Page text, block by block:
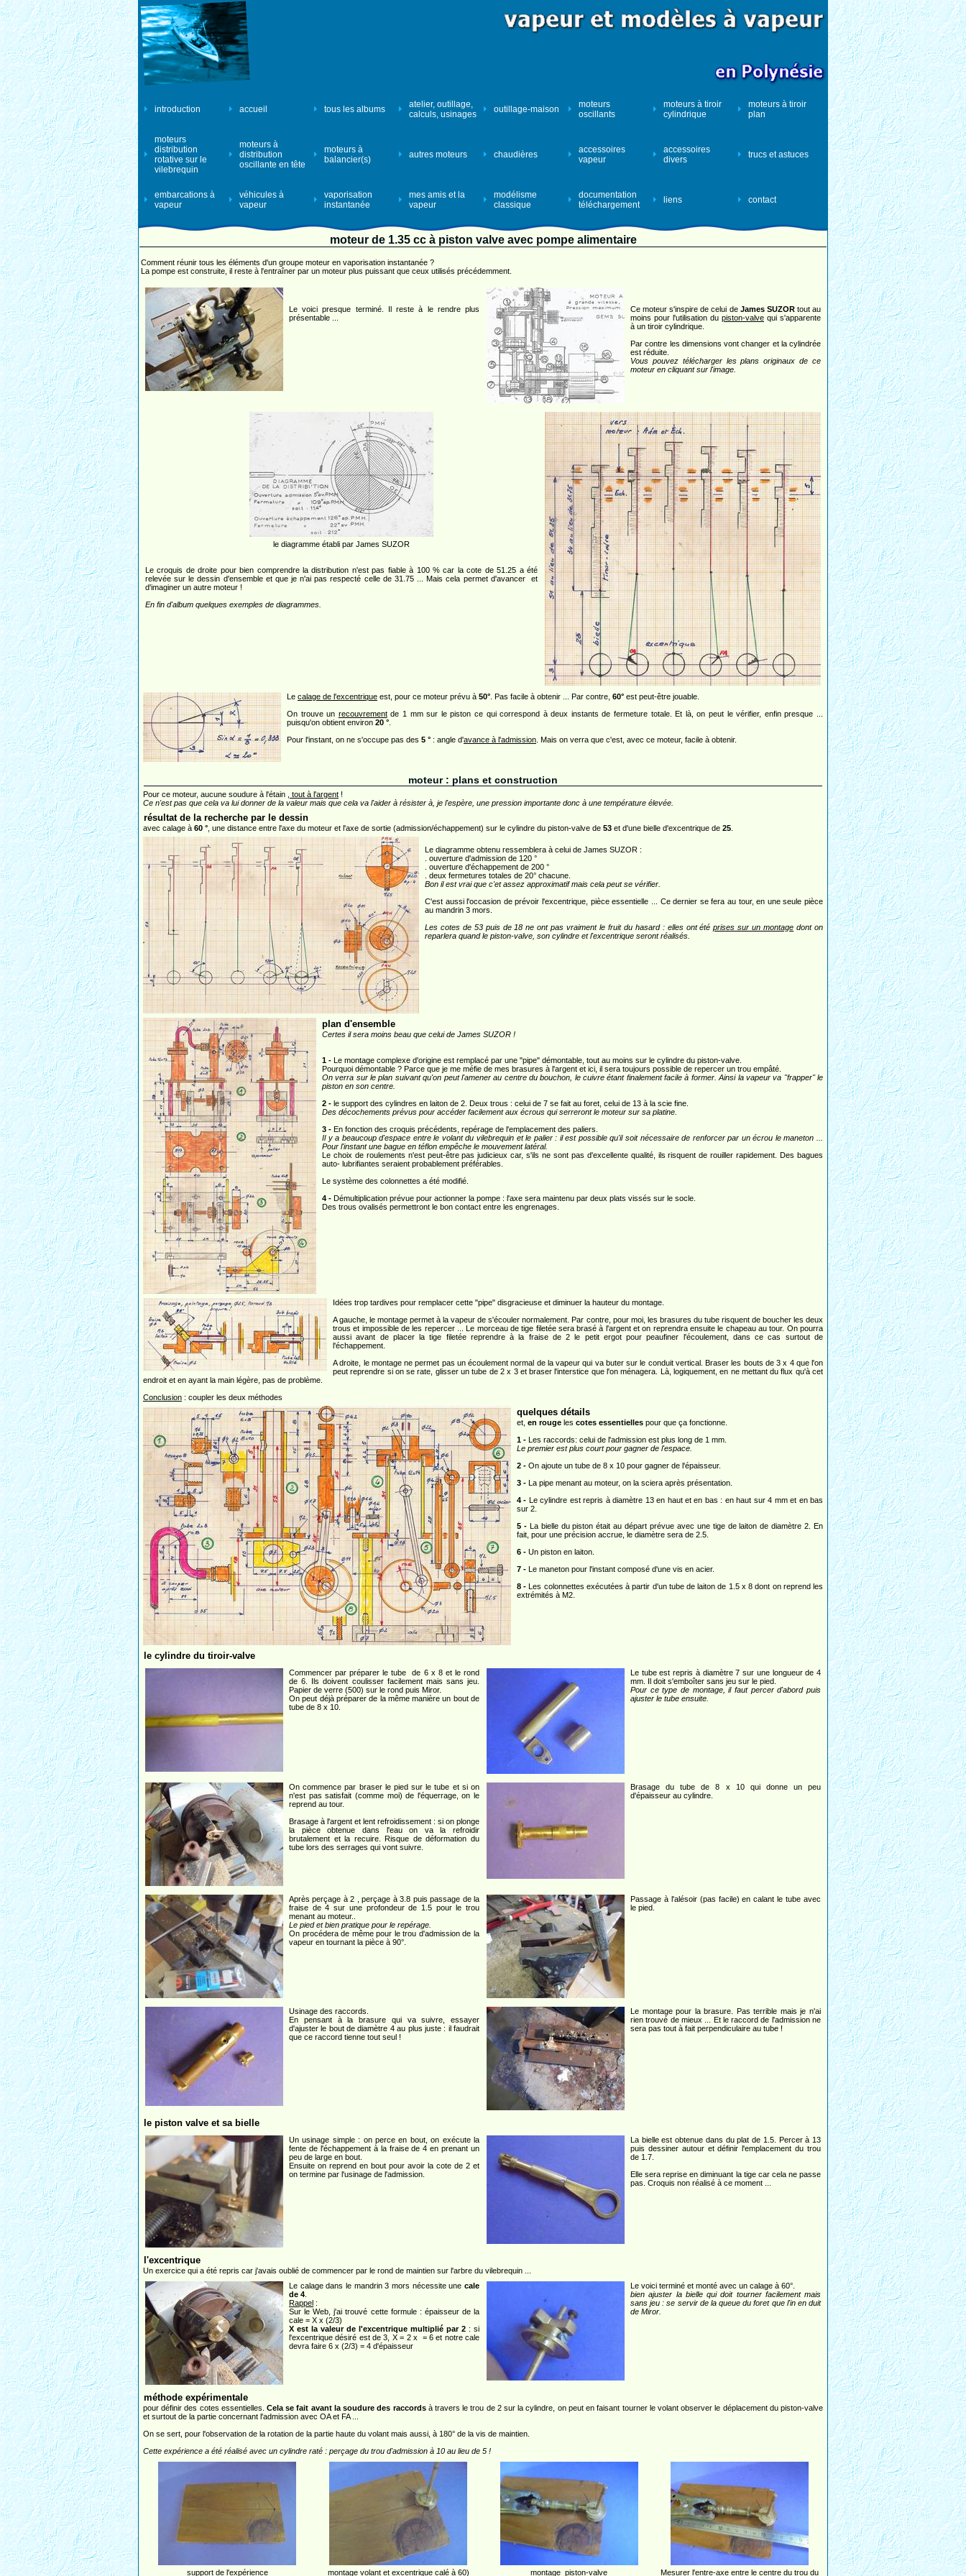
introduction accueil tous les albums
atelier, outillage,
calculs, usinages
outillage-maison
moteurs
oscillants
moteurs à tiroir
cylindrique
moteurs à tiroir
plan
moteurs
distribution
rotative sur le
vilebrequin
moteurs à
distribution
oscillante en tête
moteurs à
balancier(s)
autres moteurs chaudières
accessoires
vapeur
accessoires
divers
trucs et astuces
embarcations à
vapeur
véhicules à
vapeur
vaporisation
instantanée
mes amis et la
vapeur
modélisme
classique
documentation
téléchargement
liens contact
moteur de 1.35 cc à piston valve avec pompe alimentaire
Comment réunir tous les éléments d'un groupe moteur en vaporisation instantanée ?
La pompe est construite, il reste à l'entraîner par un moteur plus puissant que ceux utilisés précédemment.
Le voici presque terminé. Il reste à le rendre plus
présentable ...
Ce moteur s'inspire de celui de James SUZORtout au
moins pour l'utilisation du piston-valve qui s'apparente
à un tiroir cylindrique.
Par contre les dimensions vont changer et la cylindrée
est réduite.
Vous pouvez télécharger les plans originaux de ce
moteur en cliquant sur l'image.
le diagramme établi par James SUZOR
Le croquis de droite pour bien comprendre la distribution n'est pas fiable à 100 % car la cote de 51.25 a été
relevée sur le dessin d'ensemble et que je n'ai pas respecté celle de 31.75 ... Mais cela permet d'avancer et
d'imaginer un autre moteur !
En fin d'album quelques exemples de diagrammes.
Le calage de l'excentrique est, pour ce moteur prévu à 50° . Pas facile à obtenir ... Par contre, 60° est peut-être jouable.
On trouve un recouvrementde 1 mm sur le piston ce qui correspond à deux instants de fermeture totale. Et là, on peut le vérifier, enfin presque ...
puisqu'on obtient environ 20 °
Pour l'instant, on ne s'occupe pas des 5 ° : angle d'avance à l'admission . Mais on verra que c'est, avec ce moteur, facile à obtenir.
moteur : plans et construction
Pour ce moteur, aucune soudure à l'étain , tout à l'argent !
Ce n'est pas que cela va lui donner de la valeur mais que cela va l'aider à résister à, je l'espère, une pression importante donc à une température élevée.
résultat de la recherche par le dessin
avec calage à 60 ° , une distance entre l'axe du moteur et l'axe de sortie (admission/échappement) sur le cylindre du piston-valve de 53 et d'une bielle d'excentrique de 25
Le diagramme obtenu ressemblera à celui de James SUZOR :
. ouverture d'admission de 120 °
. ouverture d'échappement de 200 °
. deux fermetures totales de 20° chacune.
Bon il est vrai que c'et assez approximatif mais cela peut se vérifier.
C'est aussi l'occasion de prévoir l'excentrique, pièce essentielle ... Ce dernier se fera au tour, en une seule pièce
au mandrin 3 mors.
Les cotes de 53 puis de 18 ne ont pas vraiment le fruit du hasard : elles ont étéprises sur un montage dont on
reparlera quand le piston-valve, son cylindre et l'excentrique seront réalisés.
plan d'ensemble
Certes il sera moins beau que celui de James SUZOR !
1 - Le montage complexe d'origine est remplacé par une "pipe" démontable, tout au moins sur le cylindre du piston-valve.
Pourquoi démontable ? Parce que je me méfie de mes brasures à l'argent et ici, il sera toujours possible de repercer un trou empâté.
On verra sur le plan suivant qu'on peut l'amener au centre du bouchon, le cuivre étant finalement facile à former. Ainsi la vapeur va "frapper" le
piston en son centre.
2 - le support des cylindres en laiton de 2. Deux trous : celui de 7 se fait au foret, celui de 13 à la scie fine.
Des décochements prévus pour accéder facilement aux écrous qui serreront le moteur sur sa platine.
3 - En fonction des croquis précédents, repérage de l'emplacement des paliers.
Il y a beaucoup d'espace entre le volant du vilebrequin et le palier : il est possible qu'il soit nécessaire de renforcer par un écrou le maneton ...
Pour l'instant une bague en téflon empêche le mouvement latéral.
Le choix de roulements n'est peut-être pas judicieux car, s'ils ne sont pas d'excellente qualité, ils risquent de rouiller rapidement. Des bagues
auto- lubrifiantes seraient probablement préférables.
Le système des colonnettes a été modifié.
4 - Démultiplication prévue pour actionner la pompe : l'axe sera maintenu par deux plats vissés sur le socle.
Des trous ovalisés permettront le bon contact entre les engrenages.
Idées trop tardives pour remplacer cette "pipe" disgracieuse et diminuer la hauteur du montage.
A gauche, le montage permet à la vapeur de s'écouler normalement. Par contre, pour moi, les brasures du tube risquent de boucher les deux
trous et impossible de les repercer ... Le morceau de tige filetée sera brasé à l'argent et on reprendra ensuite le chapeau au tour. On pourra
aussi avant de placer la tige filetée reprendre à la fraise de 2 le petit ergot pour peaufiner l'écoulement, dans ce cas surtout de
l'échappement.
A droite, le montage ne permet pas un écoulement normal de la vapeur qui va buter sur le conduit vertical. Braser les bouts de 3 x 4 que l'on
peut reprendre si on se rate, glisser un tube de 2 x 3 et braser l'interstice que l'on ménagera. Là, logiquement, en ne mettant du flux qu'à cet
endroit et en ayant la main légère, pas de problème.
Conclusion : coupler les deux méthodes
quelques détails
et, en rouge les cotes essentielles pour que ça fonctionne.
1 - Les raccords: celui de l'admission est plus long de 1 mm.
Le premier est plus court pour gagner de l'espace.
2 - On ajoute un tube de 8 x 10 pour gagner de l'épaisseur.
3 - La pipe menant au moteur, on la sciera après présentation.
4 - Le cylindre est repris à diamètre 13 en haut et en bas : en haut sur 4 mm et en bas
sur 2.
5 -La bielle du piston était au départ prévue avec une tige de laiton de diamètre 2. En
fait, pour une précision accrue, le diamètre sera de 2.5.
6 - Un piston en laiton.
7 - Le maneton pour l'instant composé d'une vis en acier.
8 - Les colonnettes exécutées à partir d'un tube de laiton de 1.5 x 8 dont on reprend les
extrémités à M2.
le cylindre du tiroir-valve
Commencer par préparer le tube de 6 x 8 et le rond
de 6. Ils doivent coulisser facilement mais sans jeu.
Papier de verre (500) sur le rond puis Miror.
On peut déjà préparer de la même manière un bout de
tube de 8 x 10.
Le tube est repris à diamètre 7 sur une longueur de 4
mm. Il doit s'emboîter sans jeu sur le pied.
Pour ce type de montage, il faut percer d'abord puis
ajuster le tube ensuite.
On commence par braser le pied sur le tube et si on
n'est pas satisfait (comme moi) de l'équerrage, on le
reprend au tour.
Brasage à l'argent et lent refroidissement : si on plonge
la pièce obtenue dans l'eau on va la refroidir
brutalement et la recuire. Risque de déformation du
tube lors des serrages qui vont suivre.
Brasage du tube de 8 x 10 qui donne un peu
d'épaisseur au cylindre.
Après perçage à 2 , perçage à 3.8 puis passage de la
fraise de 4 sur une profondeur de 1.5 pour le trou
menant au moteur..
Le pied et bien pratique pour le repérage.
On procédera de même pour le trou d'admission de la
vapeur en tournant la pièce à 90°.
Passage à l'alésoir (pas facile) en calant le tube avec
le pied.
Usinage des raccords.
En pensant à la brasure qui va suivre, essayer
d'ajuster le bout de diamètre 4 au plus juste : il faudrait
que ce raccord tienne tout seul !
Le montage pour la brasure. Pas terrible mais je n'ai
rien trouvé de mieux ... Et le raccord de l'admission ne
sera pas tout à fait perpendiculaire au tube !
le piston valve et sa bielle
Un usinage simple : on perce en bout, on exécute la
fente de l'échappement à la fraise de 4 en prenant un
peu de large en bout.
Ensuite on reprend en bout pour avoir la cote de 2 et
on termine par l'usinage de l'admission.
La bielle est obtenue dans du plat de 1.5. Percer à 13
puis dessiner autour et définir l'emplacement du trou
de 1.7.
Elle sera reprise en diminuant la tige car cela ne passe
pas. Croquis non réalisé à ce moment ...
l'excentrique
Un exercice qui a été repris car j'avais oublié de commencer par le rond de maintien sur l'arbre du vilebrequin ...
Le calage dans le mandrin 3 mors nécessite une cale
de 4
Rappel :
Sur le Web, j'ai trouvé cette formule : épaisseur de la
cale = X x (2/3)
X est la valeur de l'excentrique multiplié par 2 : si
l'excentrique désiré est de 3, X = 2 x = 6 et notre cale
devra faire 6 x (2/3) = 4 d'épaisseur
Le voici terminé et monté avec un calage à 60°.
bien ajuster la bielle qui doit tourner facilement mais
sans jeu : se servir de la queue du foret que l'in en duit
de Miror.
méthode expérimentale
pour définir des cotes essentielles.Cela se fait avant la soudure des raccordsà travers le trou de 2 sur la cylindre, on peut en faisant tourner le volant observer le déplacement du piston-valve
et surtout de la partie concernant l'admission avec OA et FA ...
On se sert, pour l'observation de la rotation de la partie haute du volant mais aussi, à 180° de la vis de maintien.
Cette expérience a été réalisé avec un cylindre raté : perçage du trou d'admission à 10 au lieu de 5 !
support de l'expérience montage volant et excentrique calé à 60) montage piston-valve Mesurer l'entre-axe entre le centre du trou du